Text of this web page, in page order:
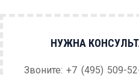
НУЖНА
Звоните: +7 (495) 509-